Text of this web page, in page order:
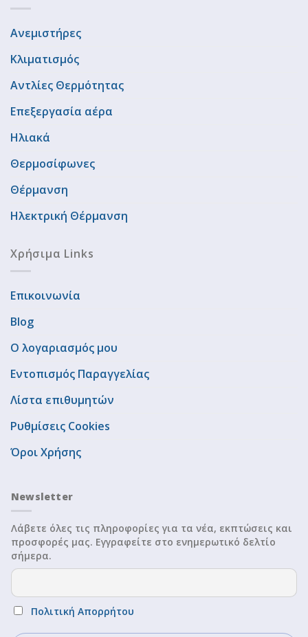
Ανεμιστήρες
Κλιματισμός
Αντλίες Θερμότητας
Επεξεργασία αέρα
Ηλιακά
Θερμοσίφωνες
Θέρμανση
Ηλεκτρική Θέρμανση
Χρήσιμα Links
Επικοινωνία
Blog
Ο λογαριασμός μου
Εντοπισμός Παραγγελίας
Λίστα επιθυμητών
Ρυθμίσεις Cookies
Όροι Χρήσης
Newsletter
Λάβετε όλες τις πληροφορίες για τα νέα, εκπτώσεις και
προσφορές μας. Εγγραφείτε στο ενημερωτικό δελτίο
σήμερα.
Πολιτική Απορρήτου